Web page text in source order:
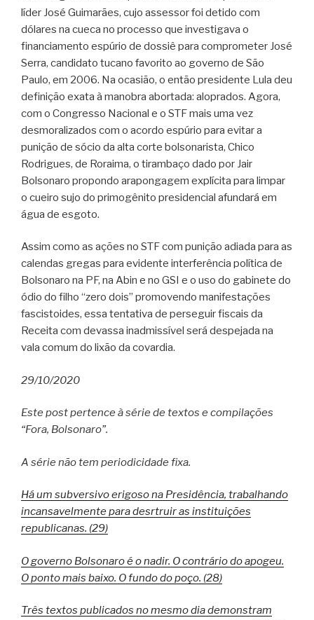
líder José Guimarães, cujo assessor foi detido com
dólares na cueca no processo que investigava o
financiamento espúrio de dossiê para comprometer José
Serra, candidato tucano favorito ao governo de São
Paulo, em 2006. Na ocasião, o então presidente Lula deu
definição exata à manobra abortada: aloprados. Agora,
com o Congresso Nacional e o STF mais uma vez
desmoralizados com o acordo espúrio para evitar a
punição de sócio da alta corte bolsonarista, Chico
Rodrigues, de Roraima, o tirambaço dado por Jair
Bolsonaro propondo arapongagem explícita para limpar
o cueiro sujo do primogênito presidencial afundará em
água de esgoto.
Assim como as ações no STF com punição adiada para as
calendas gregas para evidente interferência política de
Bolsonaro na PF, na Abin e no GSI e o uso do gabinete do
ódio do filho “zero dois” promovendo manifestações
fascistoides, essa tentativa de perseguir fiscais da
Receita com devassa inadmissível será despejada na
vala comum do lixão da covardia.
29/10/2020
Este post pertence à série de textos e compilações
“Fora, Bolsonaro”.
A série não tem periodicidade fixa.
Há um subversivo erigoso na Presidência, trabalhando
incansavelmente para desrtruir as instituições
republicanas. (29)
O governo Bolsonaro é o nadir. O contrário do apogeu.
O ponto mais baixo. O fundo do poço. (28)
Três textos publicados no mesmo dia demonstram